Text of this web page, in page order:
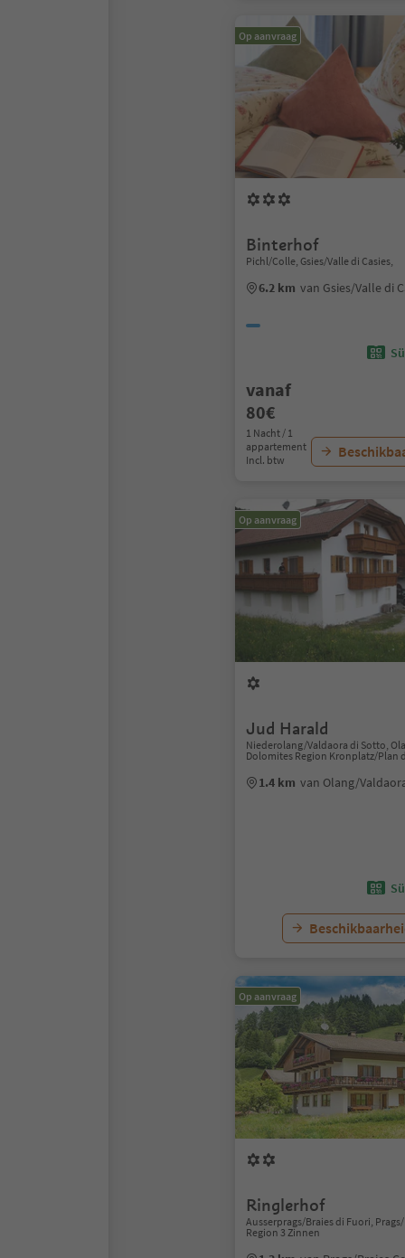
Op aanvraag
Binterhof
Pichl/Colle, Gsies/Valle di Casies,
6.2 km van Gsies/Valle di
vanaf
80€
1 Nacht / 1
appartement
Incl. btw
Op aanvraag
Jud Harald
Niederolang/Valdaora di Sotto,
Dolomites Region Kronplatz/Plan
1.4 km van Olang/
Op aanvraag
Ringlerhof
Ausserprags/Braies di Fuori,
Region 3 Zinnen